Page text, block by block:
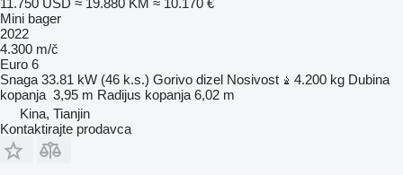
Mini bager
2022
4.300 m/č
Euro 6
Snaga 33.81 kW (46 k.s.) Gorivo dizel Nosivost 4.200 kg Dubina
kopanja 3,95 m Radijus kopanja 6,02 m
Kina, Tianjin
Kontaktirajte prodavca